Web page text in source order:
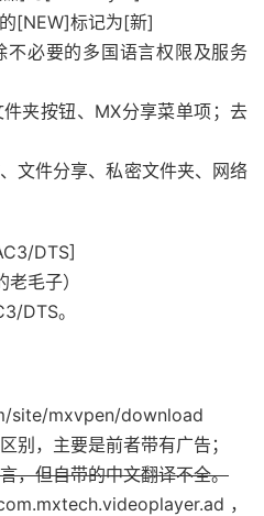
[NEW]标记为[新]
不必要的多国语言权限及服务
夹按钮、MX分享菜单项；去
文件分享、私密文件夹、网络
DTS]
毛子）
DTS。
site/mxvpen/download
别，主要是前者带有广告；
，但自带的中文翻译不全。
，